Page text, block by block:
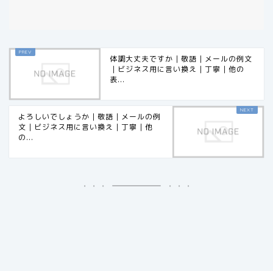
体調大丈夫ですか｜敬語｜メールの例文
｜ビジネス用に言い換え｜丁寧｜他の
表...
よろしいでしょうか｜敬語｜メールの例
文｜ビジネス用に言い換え｜丁寧｜他
の...